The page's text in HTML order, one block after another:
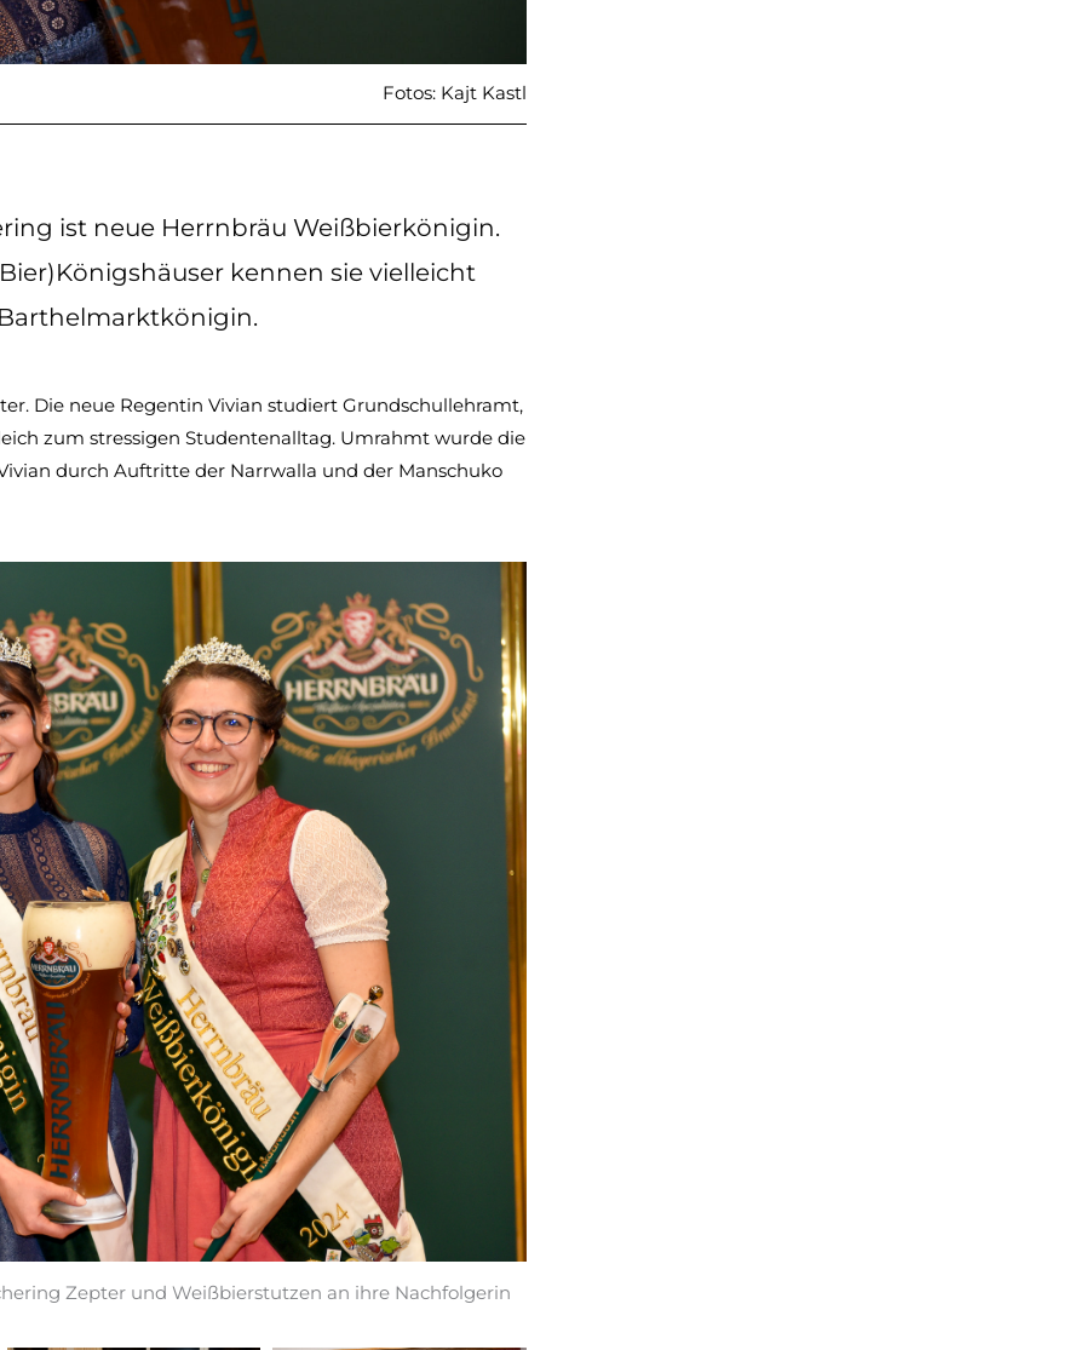
Fotos: Kajt Kastl
ist neue Herrnbräu Weißbierkönigin.
kennen sie vielleicht
Die neue Regentin Vivian studiert Grundschullehramt,
zum stressigen Studentenalltag. Umrahmt wurde die
durch Auftritte der Narrwalla und der Manschuko
Zepter und Weißbierstutzen an ihre Nachfolgerin